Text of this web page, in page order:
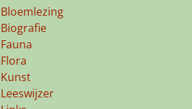
Bloemlezing
Biografie
Fauna
Flora
Kunst
Leeswijzer